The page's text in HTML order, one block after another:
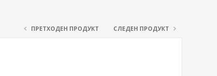
ПРЕТХОДЕН ПРОДУКТ СЛЕДЕН ПРОДУКТ